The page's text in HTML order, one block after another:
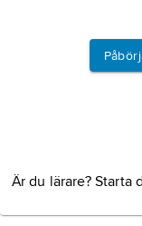
Är du lärare? Starta